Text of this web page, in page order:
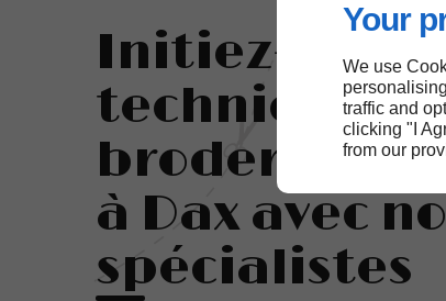
Your
We use
traffic and
clicking "I
from our
Initiez-vous
techniques
broderie
à Dax avec
spécialistes